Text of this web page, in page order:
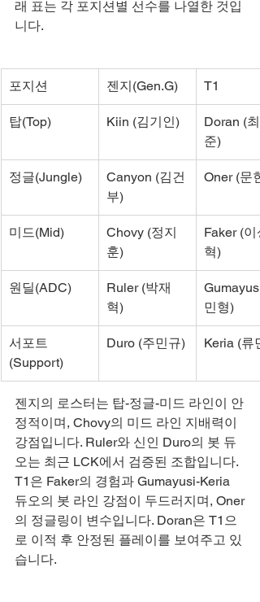
래 표는 각 포지션별 선수를 나열한 것입
니다.
포지션 젠지(Gen.G) T1
탑(Top) Kiin (김기인)
Doran (최
준)
정글(Jungle)
Canyon (김건
부)
Oner (문
미드(Mid)
Chovy (정지
훈)
Faker (이
혁)
원딜(ADC)
Ruler (박재
혁)
Gumayusi
민형)
서포트
(Support)
Duro (주민규) Keria (류
젠지의 로스터는 탑-정글-미드 라인이 안
정적이며, Chovy의 미드 라인 지배력이
강점입니다. Ruler와 신인 Duro의 봇 듀
오는 최근 LCK에서 검증된 조합입니다.
T1은 Faker의 경험과 Gumayusi-Keria
듀오의 봇 라인 강점이 두드러지며, Oner
의 정글링이 변수입니다. Doran은 T1으
로 이적 후 안정된 플레이를 보여주고 있
습니다.